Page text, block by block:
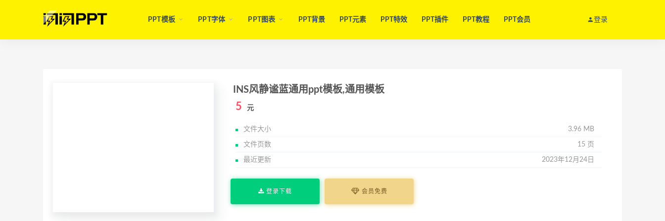
PPT模板 PPT字体 PPT图表 PPT背景 PPT元素 PPT特效 PPT插件 PPT教程 PPT会员 登录
INS风静谧蓝通用ppt模板,通用模板
5 元
文件大小 3.96 MB
文件页数 15 页
最近更新 2023年12月24日
登录下载 会员免费